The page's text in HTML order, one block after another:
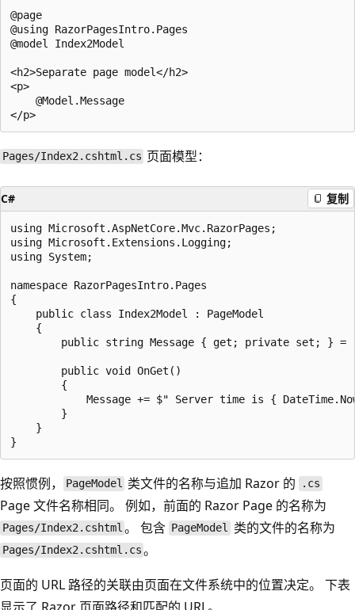
@page
@using RazorPagesIntro.Pages
@model Index2Model
<h2>Separate page model</h2>
<p>
    @Model.Message
Pages/Index2.cshtml.cs 页面模型：
C# 复制
using Microsoft.AspNetCore.Mvc.RazorPages;
using Microsoft.Extensions.Logging;
using System;
namespace RazorPagesIntro.Pages
{
    public class Index2Model : PageModel
    {
public string Message { get; private set; } =
        public void OnGet()
        {
Message += $" Server time is {
        }
    }
按照惯例， PageModel 类文件的名称与追加 Razor 的 .cs
Page 文件名称相同。 例如，前面的 Razor Page 的名称为
Pages/Index2.cshtml 。 包含 PageModel 类的文件的名称为
Pages/Index2.cshtml.cs 。
页面的 URL 路径的关联由页面在文件系统中的位置决定。 下表
显示了 Razor 页面路径和匹配的 URL。